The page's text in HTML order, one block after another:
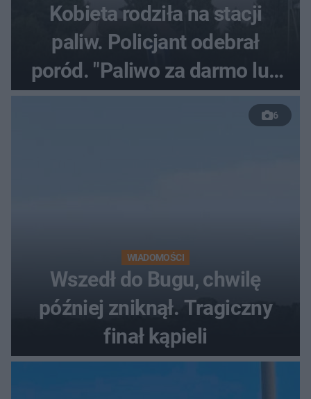
Kobieta rodziła na stacji
paliw. Policjant odebrał
poród. "Paliwo za darmo lub
50 %!"
6
WIADOMOŚCI
Wszedł do Bugu, chwilę
później zniknął. Tragiczny
finał kąpieli